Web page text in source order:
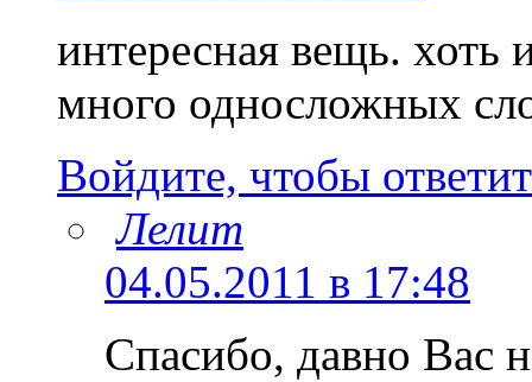
интересная вещь. хоть
много односложных
Войдите, чтобы
Лелит
04.05.2011 в 17:48
Спасибо, давно Вас